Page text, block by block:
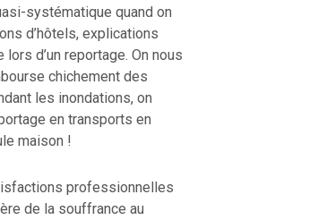
systématique quand on
d’hôtels, explications
d’un reportage. On nous
chichement des
les inondations, on
en transports en
maison !
professionnelles
de la souffrance au